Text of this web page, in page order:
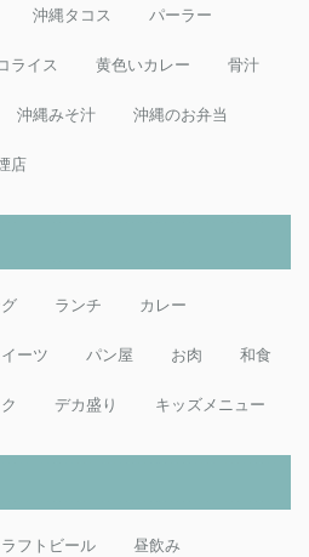
沖縄タコス パーラー
ライス 黄色いカレー 骨汁
沖縄みそ汁 沖縄のお弁当
店
ランチ カレー
ーツ パン屋 お肉 和食
デカ盛り キッズメニュー
フトビール 昼飲み